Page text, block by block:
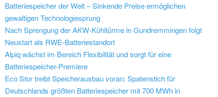
Batteriespeicher der Welt – Sinkende Preise ermöglichen
gewaltigen Technologiesprung
Nach Sprengung der AKW-Kühltürme in Gundremmingen folgt
Neustart als RWE-Batteriestandort
Alpiq wächst im Bereich Flexibilität und sorgt für eine
Batteriespeicher-Premiere
Eco Stor treibt Speicherausbau voran: Spatenstich für
Deutschlands größten Batteriespeicher mit 700 MWh in